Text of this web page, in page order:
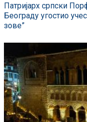
Патријарх српски
Београду угостио
зове”